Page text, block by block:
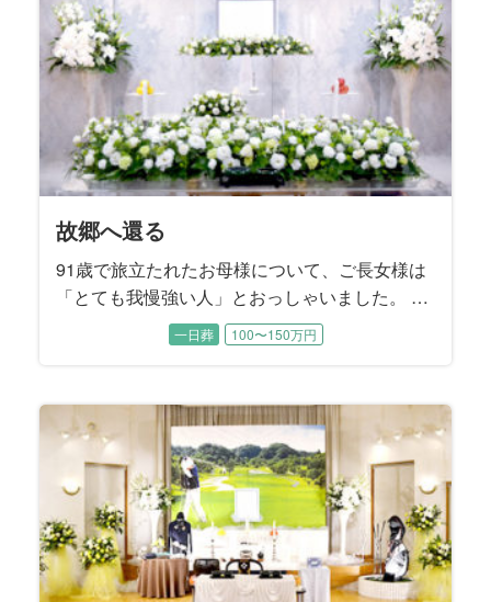
故郷へ還る
91歳で旅立たれたお母様について、ご長女様は
「とても我慢強い人」とおっしゃいました。 夫
のため、子供のために労をいとわず家庭を守
り、自分のことに時間を使っているのを見たこ
想い入れが深かったという故人様へ、お式では
故郷の趣きをお届けしたいと考えました。
一日葬 100〜150万円
天国からのエール
93歳の晩年まで元気にお過ごしだった故人様。 ご逝
去される2日前にお子様方がお見舞いに行かれて、そ
れを待ってからお旅立ちになりました。 故人様のご
自宅で行われたお打ち合わせには、ご長男様、ご次
どのようにお見送りするかご兄弟で話し合われまし
た。
一日葬 100〜150万円
我が家の太陽
94歳で旅立たれた故人様。奇しくも15年前に他界さ
れたご主人様のお誕生日でした。 とにかく明るいご
性格だったという故人様は、ご家族にとって太陽の
ような存在。 ご家庭でもご近所でも故人様を慕って
面倒見の良さは変わることなく、故人様のまわりは
いつも笑顔と笑い声に満ちていたそうです。
一日葬 100〜150万円
家族の想いを一つに
お酒をこよなく愛した故人様。 大好物のお寿司をつ
まみながら、ハイボールで晩酌されるのが楽しみで
した。 そのお酒を入院中は一切口にできなかった故
人様のために、ご家族は最後に好きなお酒をいっぱ
様とお孫様たちご家族が想いを一つにして、お父様
と別杯を酌み交わします。
一日葬 50〜100万円
頑張ったね
誕生日を迎える直前に若くして急逝された故人様。
穏やかな優しい性格は誰からも愛されていました。
喪主を務めるお母様は、今年4月にご主人様を亡くさ
れたばかり。 長年一緒に暮らしてきた大切なご家族
です。
一日葬 150〜200万円
我が家のホームグラウンド
7年間の闘病の末に75歳で旅立たれた故人様。ご入院
する以前は草野球チームや会社のＯＢ会などに積極
的にご参加されて、仲間の皆さんとの交流を楽しま
れていたそうです。 ご趣味は野球。 ご自分がプレー
ったいうことです。 3人のお子様たちが小さかった
頃、故人様とキャッチボールした思い出をお話くだ
さいました。
一日葬 100〜150万円
旅の数だけある想い
大手百貨店のお仕事を長年勤め上げられた故人様。
お嬢様たちが独立された後は、奥様とご一緒に数え
切れないほどご旅行されたそうです。 写真がご趣味
だった故人様。 旅先ではご夫婦の思い出のポートレ
てご鑑賞されていました。
家族葬 200万円以上〜
笑顔を再び
84歳で旅立たれた故人様は大正琴の師範。 流行歌か
ら邦楽まで多彩な楽曲を演奏して楽しまれていたそ
うです。 3年前にご主人様のお別れをお手伝いさせて
いただいたご縁でご依頼をいただきました。 施主を
で、母はいくつになっても父のことを“ちゃん付け”で
呼んでいました」と教えて下さいました。
家族葬 150〜200万円
私らしさ
若い頃から都会的で社交性にあふれていた故人様。
ご主人様とは銀座の社交ダンスホールで出逢いご結
婚されました。 お元気だった頃はお洒落をしてご長
女様と一緒に都内のホテルを巡り、ランチやティー
一日葬 100〜150万円
泣き笑いのファンファーレ
ご近所で有名なカミナリ親父として知られていた故
人様。短気であっても曲がったことや弱い者いじめ
が大嫌いな実直なご性格でした。 大の競馬ファンで
あった故人様は、レース予想が的中したときは家族
れていたそうです。
一般葬 200万円以上〜
兄弟の絆
故人様は3人兄弟のご次男、57歳という若さで旅立た
れました。 お式の打ち合わせには喪主を務めるご長
男様と三男様もご同席いただきました。 ご兄弟の絆
はとても強く、コロナ過で病院の面会できなかった
を伺いました。
一日葬 100〜150万円
貴女のために
88歳で旅立たれた故人様。 ご長女様の障害をきっか
けに、障害のある方たちの居場所をつくるために人
生の大半を費やし、ご自身のことを顧みることはな
かったそうです。 だからこそご家族は、一人でも多
ことのできる、ゆっくりとしたお別れの時間をご希
望になりました。
一般葬 200万円以上〜
グレートマザー
書家として数々の作品を発表し、国内はもとより広
く海外でも感動的な書道パフォーマンスを披露され
てきた故人様。 その功績は日本で活躍する美術家を
収録した『美術家名鑑』にも掲載されました。 喪主
道とつくものを鍛錬してきた努力家でした」とお話
くださいました。
一日葬 100〜150万円
サクセスストーリー
ご主人様と夫婦二人三脚で貴金属アクセサリーの装
飾業を50年間に渡って営んでこられた故人様。ご夫
婦仲がとても良くて、職場でも家庭でも四六時中ご
一緒に過ごされたそうです。 その最愛のご主人様は
調を深慮して、ご主人様がお亡くなりになったこと
を最期までお伝えしなかったそうです。 ご長男様
は、「天国で父と再会したら、きっと母は驚くでし
ょうね」と仰いました。
一日葬 150〜200万円
深い情で繋がっている
91歳で旅立たれた故人様は、京都生まれの京都育ち
という生粋の京女。 古き良き文化を守ってきた京都
のお寿司屋さんに嫁ぎ、女将として京都一筋で生き
てこられたそうです。 仕事に熱心でしっかり者だっ
た母をしっかり送ってあげたい」とご長女様はおっ
しゃいました。
家族葬 200万円以上〜
不器用な愛
82歳で旅立たれた故人様は終活ノートを遺されてい
ました。 ご葬儀のお打ち合わせは、喪主を務める奥
様と『むすびすクラブ』にご入会いただいているご
長女様が終活ノートのご遺志に沿ったかたちで進め
トには、ご家族も知らなかった故人様の想いやこだ
わりが記載されていました。
一日葬 50〜100万円
大いなる生涯
百寿を超える102歳という長く尊い生涯に幕を閉じら
れた故人様。 喪主を務めるご長男様をはじめとする
三人のお子様たちは、激動の時代を生き抜いてこら
れたお母様を、お身内のみで穏やかに送り出してあ
一日葬 150〜200万円
おはようの景色
毎朝、ご自宅のベランダから荒川の風景を眺めるの
がお好きだったという奥様。喪主を務めるご主人様
も奥様と一緒に四季折々の草花を眺めていらしたそ
うです。 お子様のいないご夫婦にとって植物は子供
育てるが難しい植物であっても、丹精込めて世話す
ることで美しい花を咲かせました。
一日葬 100〜150万円
もう一度あの時へ
故人様のご趣味はバレーボール。地元のママさんバ
レーボールクラブに所属し、20年近くバレーボール
に打ち込んでいらっしゃいました。 練習や試合を通
じて世代を超えたご友人も多く、お元気だった頃に
たそうです。
一日葬 150〜200万円
夜明けの花
故人様は10年間の闘病の末に66歳で旅立たれまし
た。 多趣味で活動的、好奇心旺盛な故人様は、病臥
する以前は梨づくりも手がけられていたそうです。
ご長男様は、「搬送で病院を出発した朝方、綺麗な
るい世界に父は往くのだと思いました」とおっしゃ
いました。
一日葬 150〜200万円
魂に刻む母の姿
この度お手伝いさせていただいたのは、大正、昭
和、平成、令和の時代を体験して99歳でお旅立にな
った故人様です。 一世紀近くをご家族のために懸命
に生き抜いてこられた御曾祖母様を送るために、お
一日葬 100〜150万円
故郷団欒
転勤の多いお仕事をされていた故人様。 それでも単
身赴任という形は決してとらず、常に家族一緒とい
うスタイルをつらぬかれたそうです。 ご趣味の釣り
でよく出かけられたスポットは、故人様の故郷でも
ックに家族の時間を過ごしていただくご葬儀を提案
させていただきました。
家族葬 100〜150万円
「Last Stage」から愛を込めて
ミュージシャンとして国内外で活動された故人様。
いくつものバンドに所属して、ロックやJazzなど幅
広いジャンルで抜群のギターテクニックを披露して
きました。 この度はそんな輝く姿をもう一度感じて
一般葬 100〜150万円
思い出よ『涙そうそう』
ほんの1ヵ月前までお元気に過ごされていた故人様。
ご本人もご家族も予期せぬご逝去でした。 経営者と
して人生を謳歌された故人様は、野球、麻雀、スキ
ー、ゴルフ、旅行など若かりし頃から好奇心旺盛で
一日葬 200万円以上〜
My father’s Style
建築士として長年働き続けてきた故人様。 お酒も煙
草もギャンブルも嗜まれなかった故人様のご趣味は
クルマ。 スバル360にはじまり、ブルーバード、ハ
コスカ、ケンメリのスカイライン、フェアレディZ、
を乗り継いでこられたカーマニアでした。
一日葬 100〜150万円
魂の還る場所
ご病気で急逝された故人様。 ご家族様の悲しみはと
ても深いご様子でした。 この度は故人様が魂となっ
た後、還られる場所はどこか。 ご家族様と一緒に考
え、その場所へ向かえるようなご葬儀となるように
家族葬 100〜150万円
愛と華
社交的で明るいお人柄で誰からも愛された故人様。
趣味は社交ダンス、足を悪くされてから始めた水泳
もみるみる上達されたそうです。 晩年、よくお聴き
になっていた音楽は演歌……ではなく、ソウル界の
ク・サウンドでした。
一日葬 50〜100万円
花と旅、母と妻
故人様のご趣味は旅行と草花。ご夫婦で日本全国を
めぐり、中でも京都には何度も訪れて四季折々の景
色を楽しまれたそうです。 自宅のお庭の手入れを欠
かさず、ご長男様からプレゼントされたクレマチス
家族葬 100〜150万円
最愛のご主人のもとへ
90歳で旅立たれた故人様。 8年前にご主人様のお別
れをお手伝いさせていただいたご縁で、この度もむ
すびすにご依頼をいただきました。 お母様とお父様
はお子様方から見ても仲の良いご夫婦だったそうで
ご姉弟様はそう望まれました。
家族葬 50〜100万円
旅立ちにカトレアを添えて
ご自宅でのガーデニングがご趣味だった故人様。 シ
ンプルながらも思いの詰まったご葬儀になるようお
手伝いさせていただきました。
一日葬 50〜100万円
帰郷
78歳で旅立たれた故人様の生まれ故郷は北海道美瑛
町。大雪山連峰をのぞむ雄大で緑豊かな地として知
られる美瑛町は、多くの日本映画のロケ地にもなっ
ています。 お母様を亡くされたご姉妹は、「もう一
っしゃいました。
一日葬 100〜150万円
母の生き方は変わらずに
お母様は快活で美意識の高い方でした。 入院中もし
っかりメイクされて、すっぴんを見せることはほぼ
無かったそうです。 ご葬儀の打ち合わせから当日の
運営、ご葬儀後の諸手続きは三人のお嬢様が話し合
一日葬 50〜100万円
わが生涯に悔いなし
故人様は奥様とご結婚された当時から、「会社を55
歳で辞めて後の人生は楽しく暮らす」とおっしゃっ
ていたそうです。 その言葉どおり大手精密機器メー
カーを55歳で早期退職されてから82歳でご逝去され
たって交流し、楽しく充実した日々を過ごされまし
た。
一日葬 50〜100万円
一に気遣い 二に気遣い
晩年、人生のほとんどを過ごされた関西を離れ、東
京のご長女様のご家族と一緒にお暮しになられた故
人様。 祭壇を飾るメモリアルスクリーンには、しっ
かりと送り出してあげたいというご家族様の想いを
お写真を中心に、お人柄の偲ばれるスナップを散り
ばめました。
一日葬 50〜100万円
楽しんだ時間は限りなく
施設でご逝去された故人様。 ご家族とは最近、コロ
ナ禍でお会いできていませんでしたが、ご家族との
お時間を一番に大切に過ごされてきた方でした。 こ
の度はご家族で楽しまれたお時間を振り返るご葬儀
一日葬 100〜150万円
見つめる先にある想い
むすびすでご両親のご葬儀をお手伝いさせていただ
いたご縁のある故人様。 あまりにも突然のご逝去で
した。 喪主は一人息子のご長男様、施主は奥様が務
められました。また、故人様のお姉様もリモートで
ーをして下さいました。
一般葬 150〜200万円
I will tell you what
最愛の奥様を亡くされたご主人様の悲しみは深く、
お打ち合わせの席でもご葬儀と向き合うことが本当
におつらいご様子でした。 そんなご主人様から奥様
への強い想いが垣間見えたのは、「家族だけの葬儀
家族葬 100〜150万円
絆のカタチ
ご逝去の前日に70歳のお誕生日を迎えられた故人
様。の宝物はご家族でした。 総合流通グループにお
勤めでいらした喪主様は転勤も多く、故人様はご家
族そろって全国をめぐりました。 ３人のお孫様にも
ご家族が一番の宝物でした。
一日葬 100〜150万円
桜の季節に
大好きな桜の開花を前に83歳で旅立たれた故人様。
そのことで逆に「桜の時期を迎えるたび、きっと母
のことを思い出すでしょう」とお二人の娘様はおっ
しゃいました。桜の季節を迎えるたびに、大好きな
した。
一日葬 100〜150万円